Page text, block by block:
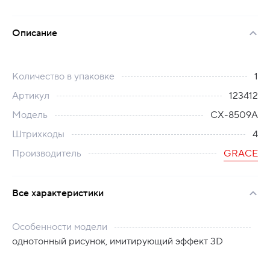
Описание
Количество в упаковке
1
Артикул
123412
Модель
СХ-8509A
Штрихкоды
4
Производитель
GRACE
Все характеристики
Особенности модели
однотонный рисунок, имитирующий эффект 3D